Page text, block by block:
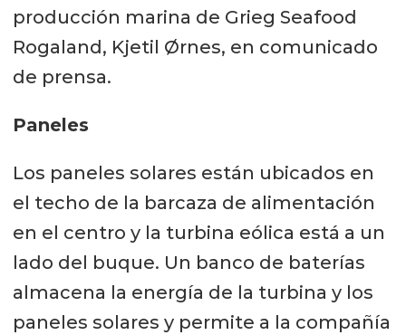
producción marina de Grieg Seafood
Rogaland, Kjetil Ørnes, en comunicado
de prensa.
Paneles
Los paneles solares están ubicados en
el techo de la barcaza de alimentación
en el centro y la turbina eólica está a un
lado del buque. Un banco de baterías
almacena la energía de la turbina y los
paneles solares y permite a la compañía